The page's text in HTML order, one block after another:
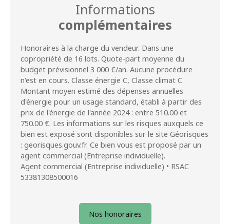
Informations
complémentaires
Honoraires à la charge du vendeur. Dans une
copropriété de 16 lots. Quote-part moyenne du
budget prévisionnel 3 000 €/an. Aucune procédure
n'est en cours. Classe énergie C, Classe climat C
Montant moyen estimé des dépenses annuelles
d'énergie pour un usage standard, établi à partir des
prix de l'énergie de l'année 2024 : entre 510.00 et
750.00 €. Les informations sur les risques auxquels ce
bien est exposé sont disponibles sur le site Géorisques
: georisques.gouv.fr. Ce bien vous est proposé par un
agent commercial (Entreprise individuelle).
Agent commercial (Entreprise individuelle) • RSAC
53381308500016
Nos honoraires